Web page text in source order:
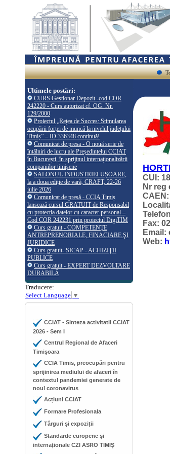
Ultimele postări:
CURS Gestionar Depozit -cod COR
242220 - Curs autorizat cf. OG. Nr.
129/2000
Proiectul „Rețea de Succes: Stimularea
ocupării forței de muncă la nivelul județului
Timiș” – ID 336348 continuă!
Comunicat de presa - O nouă serie de
întâlniri de lucru ale Președintelui CCIAT
în București, în sprijinul internaționalizării
companiilor timișene
SALONUL INDUSTRIEI UȘOARE,
la a doua ediție de vară, CRAFT, 22-26
iulie 2026
Comunicat de presă - CCIA Timiș
lansează cursul GRATUIT de Responsabil
cu protecția datelor cu caracter personal –
Cod COR 242231 prin proiectul DigiTIM
Curs gratuit - COMPETENŢE
ANTREPRENORIALE, FINACIARE ŞI
JURIDICE
Curs gratuit- SICAP - ACHIZIŢII
PUBLICE
Curs gratuit - EXPERT DEZVOLTARE
DURABILĂ
Traducere:
Select Language ▼
CCIAT - Sinteza activitatii CCIAT
2026 - Sem I
Centrul Regional de Afaceri
Timișoara
CCIA Timis, preocupări pentru
sprijinirea mediului de afaceri în
contextul pandemiei generate de
noul coronavirus
Acțiuni CCIAT
Formare Profesionala
Târguri și expoziții
Standarde europene și
internaționale CZI ASRO TIMIȘ
CUI:
Nr reg
Fax:
Email:
Web: